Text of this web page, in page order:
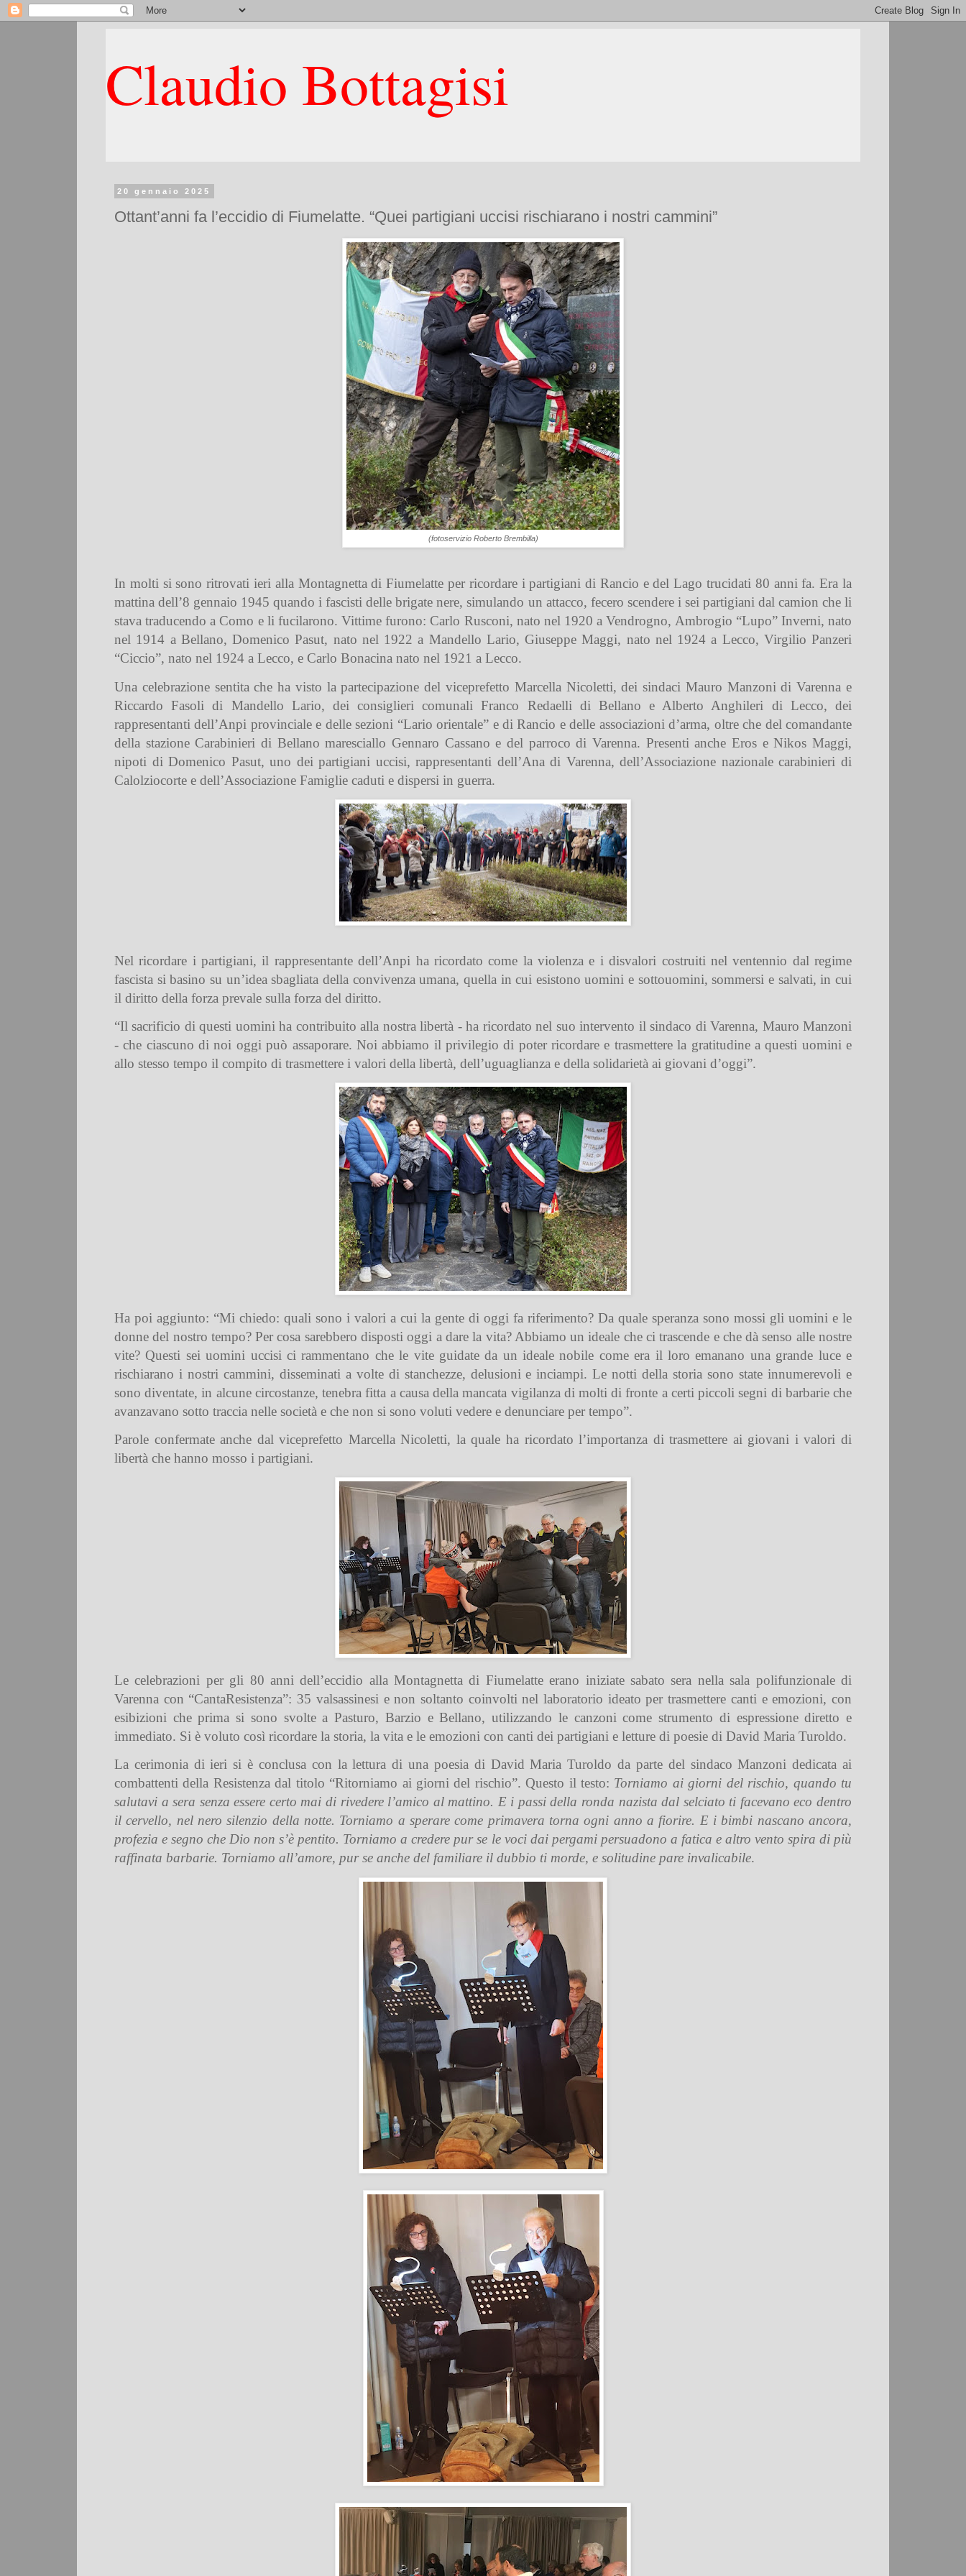
Claudio Bottagisi
20 gennaio 2025
Ottant’anni fa l’eccidio di Fiumelatte. “Quei partigiani uccisi rischiarano i nostri cammini”
(fotoservizio Roberto Brembilla)
In molti si sono ritrovati ieri alla Montagnetta di Fiumelatte per ricordare i partigiani di Rancio e del Lago trucidati 80 anni fa. Era la
mattina dell’8 gennaio 1945 quando i fascisti delle brigate nere, simulando un attacco, fecero scendere i sei partigiani dal camion che li
stava traducendo a Como e li fucilarono. Vittime furono: Carlo Rusconi, nato nel 1920 a Vendrogno, Ambrogio “Lupo” Inverni, nato
nel 1914 a Bellano, Domenico Pasut, nato nel 1922 a Mandello Lario, Giuseppe Maggi, nato nel 1924 a Lecco, Virgilio Panzeri
“Ciccio”, nato nel 1924 a Lecco, e Carlo Bonacina nato nel 1921 a Lecco.
Una celebrazione sentita che ha visto la partecipazione del viceprefetto Marcella Nicoletti, dei sindaci Mauro Manzoni di Varenna e
Riccardo Fasoli di Mandello Lario, dei consiglieri comunali Franco Redaelli di Bellano e Alberto Anghileri di Lecco, dei
rappresentanti dell’Anpi provinciale e delle sezioni “Lario orientale” e di Rancio e delle associazioni d’arma, oltre che del comandante
della stazione Carabinieri di Bellano maresciallo Gennaro Cassano e del parroco di Varenna. Presenti anche Eros e Nikos Maggi,
nipoti di Domenico Pasut, uno dei partigiani uccisi, rappresentanti dell’Ana di Varenna, dell’Associazione nazionale carabinieri di
Calolziocorte e dell’Associazione Famiglie caduti e dispersi in guerra.
Nel ricordare i partigiani, il rappresentante dell’Anpi ha ricordato come la violenza e i disvalori costruiti nel ventennio dal regime
fascista si basino su un’idea sbagliata della convivenza umana, quella in cui esistono uomini e sottouomini, sommersi e salvati, in cui
il diritto della forza prevale sulla forza del diritto.
“Il sacrificio di questi uomini ha contribuito alla nostra libertà - ha ricordato nel suo intervento il sindaco di Varenna, Mauro Manzoni
- che ciascuno di noi oggi può assaporare. Noi abbiamo il privilegio di poter ricordare e trasmettere la gratitudine a questi uomini e
allo stesso tempo il compito di trasmettere i valori della libertà, dell’uguaglianza e della solidarietà ai giovani d’oggi”.
Ha poi aggiunto: “Mi chiedo: quali sono i valori a cui la gente di oggi fa riferimento? Da quale speranza sono mossi gli uomini e le
donne del nostro tempo? Per cosa sarebbero disposti oggi a dare la vita? Abbiamo un ideale che ci trascende e che dà senso alle nostre
vite? Questi sei uomini uccisi ci rammentano che le vite guidate da un ideale nobile come era il loro emanano una grande luce e
rischiarano i nostri cammini, disseminati a volte di stanchezze, delusioni e inciampi. Le notti della storia sono state innumerevoli e
sono diventate, in alcune circostanze, tenebra fitta a causa della mancata vigilanza di molti di fronte a certi piccoli segni di barbarie che
avanzavano sotto traccia nelle società e che non si sono voluti vedere e denunciare per tempo”.
Parole confermate anche dal viceprefetto Marcella Nicoletti, la quale ha ricordato l’importanza di trasmettere ai giovani i valori di
libertà che hanno mosso i partigiani.
Le celebrazioni per gli 80 anni dell’eccidio alla Montagnetta di Fiumelatte erano iniziate sabato sera nella sala polifunzionale di
Varenna con “CantaResistenza”: 35 valsassinesi e non soltanto coinvolti nel laboratorio ideato per trasmettere canti e emozioni, con
esibizioni che prima si sono svolte a Pasturo, Barzio e Bellano, utilizzando le canzoni come strumento di espressione diretto e
immediato. Si è voluto così ricordare la storia, la vita e le emozioni con canti dei partigiani e letture di poesie di David Maria Turoldo.
La cerimonia di ieri si è conclusa con la lettura di una poesia di David Maria Turoldo da parte del sindaco Manzoni dedicata ai
combattenti della Resistenza dal titolo “Ritorniamo ai giorni del rischio”. Questo il testo: Torniamo ai giorni del rischio, quando tu
salutavi a sera senza essere certo mai di rivedere l’amico al mattino. E i passi della ronda nazista dal selciato ti facevano eco dentro
il cervello, nel nero silenzio della notte. Torniamo a sperare come primavera torna ogni anno a fiorire. E i bimbi nascano ancora,
profezia e segno che Dio non s’è pentito. Torniamo a credere pur se le voci dai pergami persuadono a fatica e altro vento spira di più
raffinata barbarie. Torniamo all’amore, pur se anche del familiare il dubbio ti morde, e solitudine pare invalicabile.